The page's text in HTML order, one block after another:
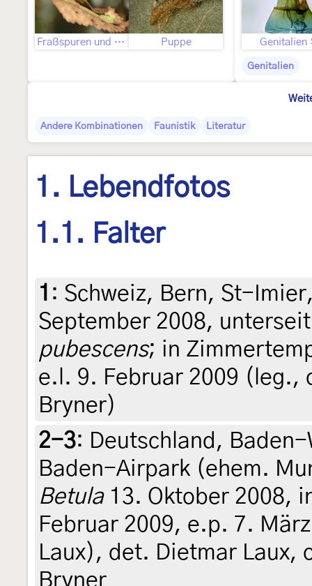
Fraßspuren und Befallsbild Puppe Genitalien
Genitalien
Andere Kombinationen Faunistik Literatur
1. Lebendfotos
1.1. Falter
1 : Schweiz, Bern, St-
September 2008,
pubescens; in
e.l. 9. Februar 2009 (leg.,
Bryner)
2-3: Deutschland,
Baden-Airpark (ehem.
Betula13. Oktober 2008,
Februar 2009, e.p. 7.
Laux), det. Dietmar Laux,
Bryner